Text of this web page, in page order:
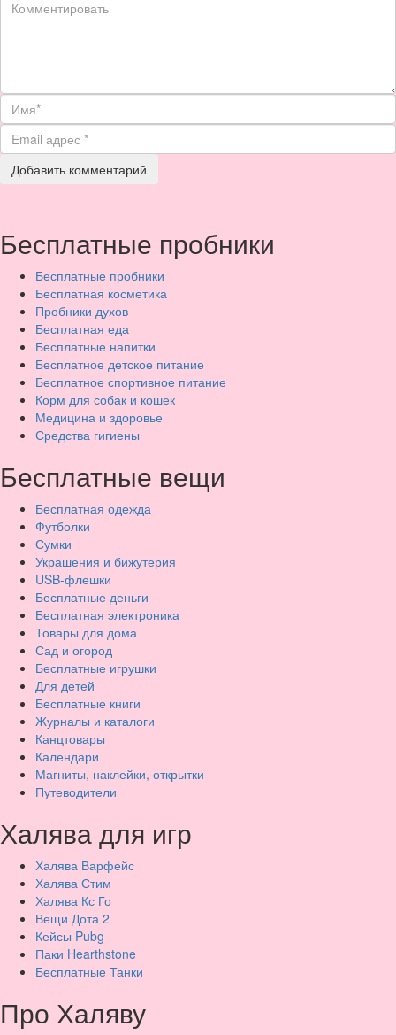
Бесплатные пробники
Бесплатные пробники
Бесплатная косметика
Пробники духов
Бесплатная еда
Бесплатные напитки
Бесплатное детское питание
Бесплатное спортивное питание
Корм для собак и кошек
Медицина и здоровье
Средства гигиены
Бесплатные вещи
Бесплатная одежда
Футболки
Сумки
Украшения и бижутерия
USB-флешки
Бесплатные деньги
Бесплатная электроника
Товары для дома
Сад и огород
Бесплатные игрушки
Для детей
Бесплатные книги
Журналы и каталоги
Канцтовары
Календари
Магниты, наклейки, открытки
Путеводители
Халява для игр
Халява Варфейс
Халява Стим
Халява Кс Го
Вещи Дота 2
Кейсы Pubg
Паки Hearthstone
Бесплатные Танки
Про Халяву